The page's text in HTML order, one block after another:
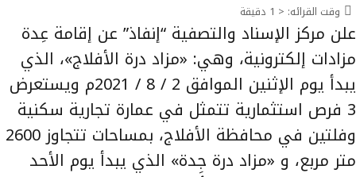
وقت القرائه: < 1 دقيقة
علن مركز الإسناد والتصفية “إنفاذ” عن إقامة عِدة
مزادات إلكترونية، وهي: «مزاد درة الأفلاج»، الذي
يبدأ يوم الإثنين الموافق 2 / 8 / 2021م ويستعرض
3 فرص استثمارية تتمثل في عمارة تجارية سكنية
وفلتين في محافظة الأفلاج، بمساحات تتجاوز 2600
متر مربع، و «مزاد درة جِدة» الذي يبدأ يوم الأحد